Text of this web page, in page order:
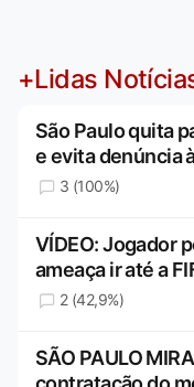
+Lidas
São Paulo quita
e evita denúncia
3 (100%)
VÍDEO: Jogador
ameaça ir até a
2 (42,9%)
SÃO PAULO